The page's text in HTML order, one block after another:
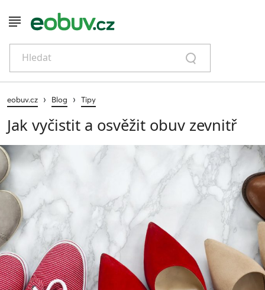
Hledat
eobuv.cz › Blog › Tipy
Jak vyčistit a osvěžit obuv zevnitř